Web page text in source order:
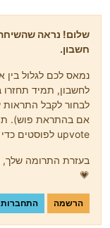
שלום! נראה שהשיחה
חשבון.
נמאס לכם לגלול בין
לחשבון, תמיד תחזרו
לבחור לקבל התראות
אם בהתראת פוש).
upvote לפוסטים כדי להביע הערכה לחברי קהילה אחרים.
בעזרת התרומה שלך,
💗
הרשמה התחברות